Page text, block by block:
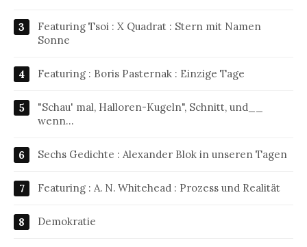
Featuring Tsoi : X Quadrat : Stern mit Namen
Sonne
Featuring : Boris Pasternak : Einzige Tage
"Schau' mal, Halloren-Kugeln", Schnitt, und__
wenn…
Sechs Gedichte : Alexander Blok in unseren Tagen
Featuring : A. N. Whitehead : Prozess und Realität
Demokratie